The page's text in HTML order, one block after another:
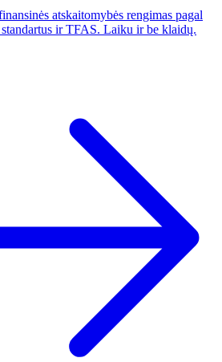
atskaitomybės rengimas pagal
ir TFAS. Laiku ir be klaidų.